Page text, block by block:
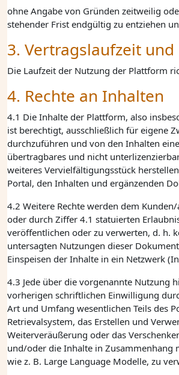
ohne Angabe von Gründen zeitweilig
stehender Frist endgültig zu entziehen
3. Vertragslaufzeit
Die Laufzeit der Nutzung der Plattform
4. Rechte an Inhalten
4.1 Die Inhalte der Plattform, also
ist berechtigt, ausschließlich für eigene
durchzuführen und von den Inhalten
übertragbares und nicht
weiteres Vervielfältigungsstück
Portal, den Inhalten und ergänzenden
4.2 Weitere Rechte werden dem
oder durch Ziffer 4.1 statuierten
veröffentlichen oder zu verwerten, d. h.
untersagten Nutzungen dieser
Einspeisen der Inhalte in ein Netzwerk
4.3 Jede über die vorgenannte Nutzung
vorherigen schriftlichen Einwilligung
Art und Umfang wesentlichen Teils des
Retrievalsystem, das Erstellen und
Weiterveräußerung oder das
und/oder die Inhalte in Zusammenhang
wie z. B. Large Language Modelle, zu